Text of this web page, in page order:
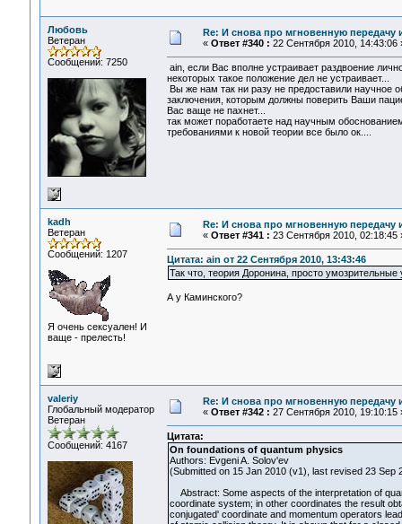
Любовь
Ветеран
Сообщений: 7250
Re: И снова про мгновенную
« Ответ #340 : 22 Сентября 2010, 14:43:06
ain, если Вас вполне устраивает раздвоение
некоторых такое положение дел не устраивает...
Вы же нам так ни разу не предоставили научное
заключения, которым должны поверить Ваши
Вас ваще не пахнет...
так может поработаете над научным
требованиями к новой теории все было ок....
kadh
Ветеран
Сообщений: 1207
Я очень сексуален! И
ваще - прелесть!
Re: И снова про мгновенную
« Ответ #341 : 23 Сентября 2010, 02:18:45
Цитата: ain от 22 Сентября 2010, 13:43:46
Так что, теория Доронина, просто умозрительные
А у Каминского?
valeriy
Глобальный модератор
Ветеран
Сообщений: 4167
Re: И снова про мгновенную
« Ответ #342 : 27 Сентября 2010, 19:10:15
Цитата:
On foundations of quantum physics
Authors: Evgeni A. Solov'ev
(Submitted on 15 Jan 2010 (v1), last revised 23 Sep
Abstract: Some aspects of the interpretation of
coordinate system; in other coordinates the result
conjugated' coordinate and momentum operators